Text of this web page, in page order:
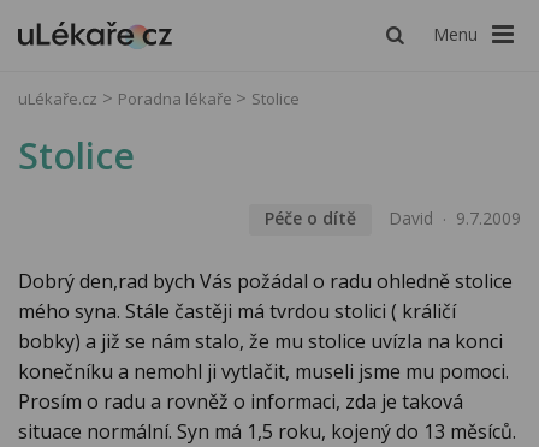
Menu
uLékaře.cz Poradna lékaře Stolice
Stolice
Péče o dítě David 9.7.2009
Dobrý den,rad bych Vás požádal o radu ohledně stolice
mého syna. Stále častěji má tvrdou stolici ( králičí
bobky) a již se nám stalo, že mu stolice uvízla na konci
konečníku a nemohl ji vytlačit, museli jsme mu pomoci.
Prosím o radu a rovněž o informaci, zda je taková
situace normální. Syn má 1,5 roku, kojený do 13 měsíců.